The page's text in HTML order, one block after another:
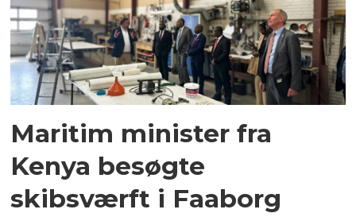
Maritim minister fra
Kenya besøgte
skibsværft i Faaborg